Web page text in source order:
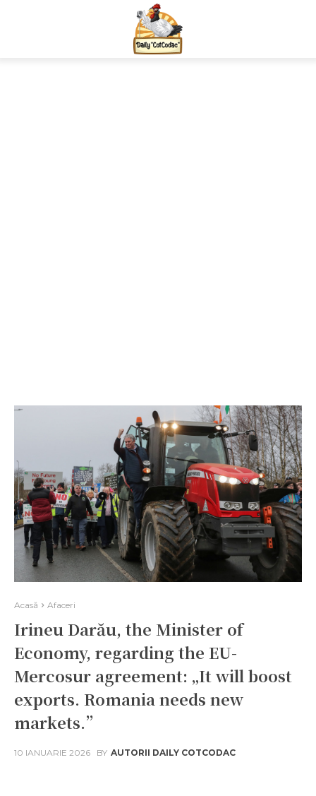
Acasă Afaceri
Irineu Darău, the Minister of
Economy, regarding the EU-
Mercosur agreement: „It will boost
exports. Romania needs new
markets.”
10 IANUARIE 2026 BY AUTORII DAILY COTCODAC